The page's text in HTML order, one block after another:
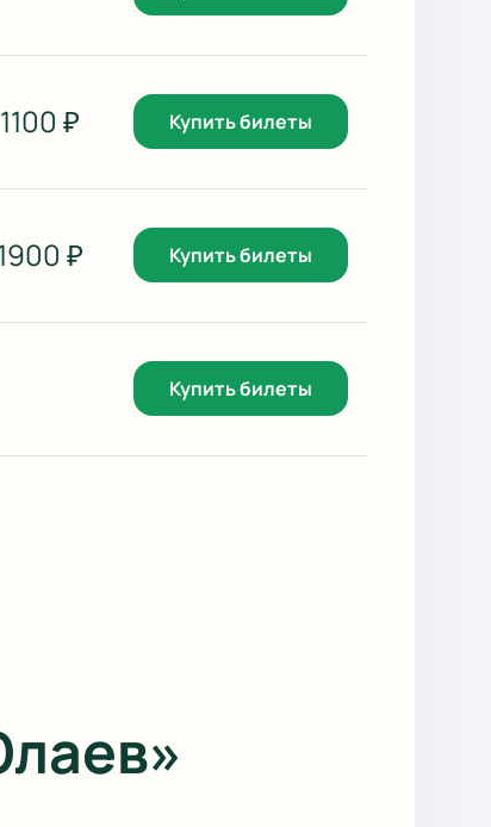
1100 ₽ Купить билеты
₽ Купить билеты
Купить билеты